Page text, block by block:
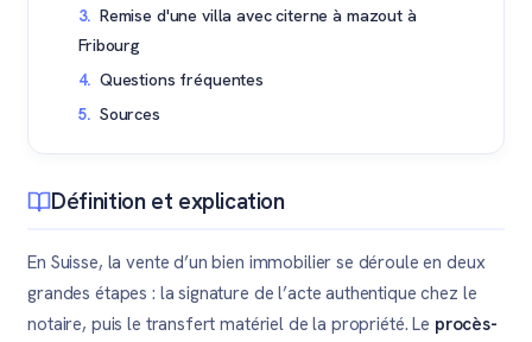
Remise d'une villa avec citerne à mazout à
Fribourg
Questions fréquentes
Sources
Définition et explication
En Suisse, la vente d’un bien immobilier se déroule en deux
grandes étapes : la signature de l’acte authentique chez le
notaire, puis le transfert matériel de la propriété. Le procès-